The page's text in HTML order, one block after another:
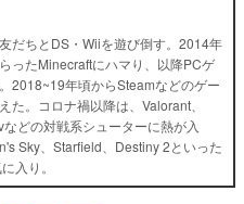
だちとDS・Wiiを遊び倒す。2014年
ったMinecraftにハマり、以降PCゲ
2018~19年頃からSteamなどのゲー
た。コロナ禍以降は、Valorant、
どの対戦系シューターに熱が入
Sky、Starfield、Destiny 2といった
入り。